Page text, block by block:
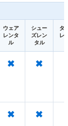
ウェア
レンタ
ル
シュー
ズレン
タル
タ
レ
× ×
× ×